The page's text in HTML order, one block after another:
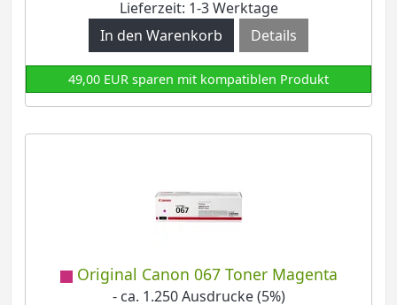
Lieferzeit: 1-3 Werktage
Details
49,00 EUR sparen mit kompatiblen Produkt
Original Canon 067 Toner Magenta
- ca. 1.250 Ausdrucke (5%)